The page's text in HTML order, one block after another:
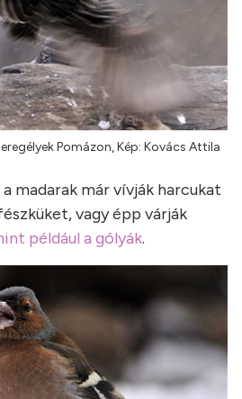
Pomázon, Kép: Kovács Attila
madarak már vívják harcukat
vagy épp várják
például a gólyák.